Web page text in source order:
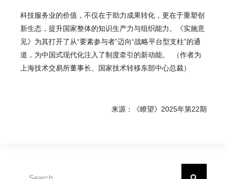
科技服务业的价值，不仅在于助力成果转化，更在于重塑创
新生态，提升国家整体的知识生产力与组织能力。《实施意
见》为其打开了从“要素参与者”迈向“战略平台型支柱”的通
道，为中国式现代化注入了制度牵引的新动能。 （作者为
上海技术交易所董事长、国家技术转移东部中心总裁）
来源：《瞭望》2025年第22期